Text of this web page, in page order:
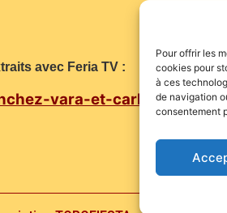
Pour offrir les
cookies pour
à ces
de navigation
consentement
avec Feria TV :
vara-et-carlos-olsina-